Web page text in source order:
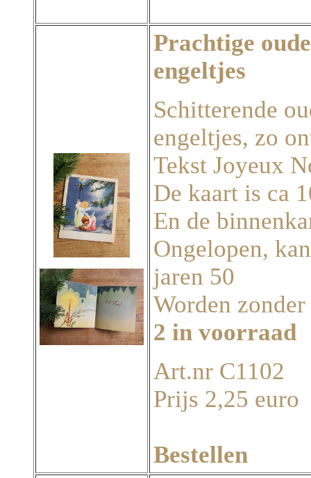
Prachtige
engeltjes
Schitterende
engeltjes, zo
Tekst Joyeux
De kaart is ca
En de
Ongelopen,
jaren 50
Worden
2 in voorraad
Art.nr C1102
Prijs 2,25 euro
Bestellen